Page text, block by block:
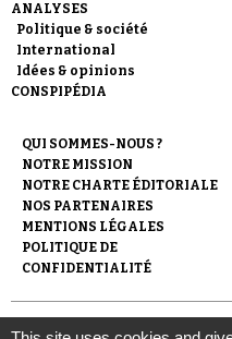
Faire
ANALYSES
Politique & société
International
Idées & opinions
CONSPIPÉDIA
QUI SOMMES-NOUS ?
NOTRE MISSION
NOTRE CHARTE ÉDITORIALE
NOS PARTENAIRES
MENTIONS LÉGALES
POLITIQUE DE
CONFIDENTIALITÉ
© 2007- Conspiracy